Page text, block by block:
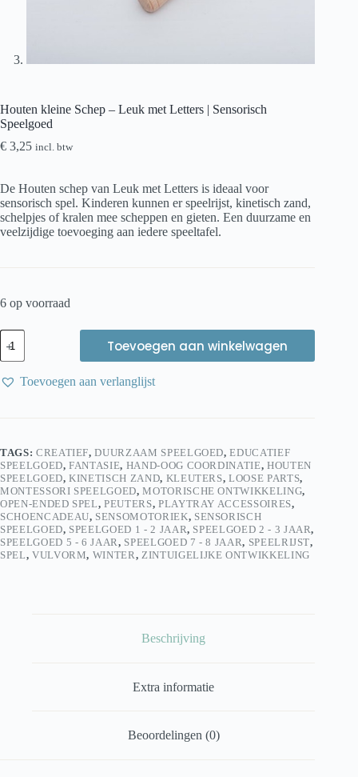
Houten kleine Schep – Leuk met Letters | Sensorisch
Speelgoed
€ 3,25 incl. btw
De Houten schep van Leuk met Letters is ideaal voor
sensorisch spel. Kinderen kunnen er speelrijst, kinetisch zand,
schelpjes of kralen mee scheppen en gieten. Een duurzame en
veelzijdige toevoeging aan iedere speeltafel.
6 op voorraad
Houten
kleine
Schep
–
Leuk
Speelgoed
aantal
Toevoegen aan winkelwagen
Toevoegen aan verlanglijst
TAGS: CREATIEF,DUURZAAM SPEELGOED,EDUCATIEF
SPEELGOED,FANTASIE, HAND-OOG COORDINATIE, HOUTEN
SPEELGOED,KINETISCH ZAND, KLEUTERS,LOOSE PARTS,
MONTESSORI SPEELGOED,MOTORISCHE ONTWIKKELING,
OPEN-ENDED SPEL,PEUTERS, PLAYTRAY ACCESSOIRES,
SCHOENCADEAU, SENSOMOTORIEK, SENSORISCH
SPEELGOED, SPEELGOED 1 - 2 JAAR, SPEELGOED 2 - 3 JAAR,
SPEELGOED 5 - 6 JAAR, SPEELGOED 7 - 8 JAAR, SPEELRIJST,
SPEL, VULVORM, WINTER,ZINTUIGELIJKE ONTWIKKELING
Beschrijving
Extra informatie
Beoordelingen (0)